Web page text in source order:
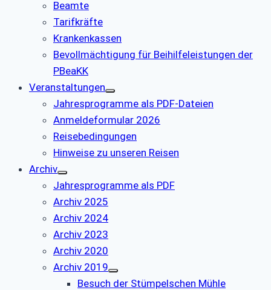
Beamte
Tarifkräfte
Krankenkassen
Bevollmächtigung für Beihilfeleistungen der
PBeaKK
Veranstaltungen
Jahresprogramme als PDF-Dateien
Anmeldeformular 2026
Reisebedingungen
Hinweise zu unseren Reisen
Archiv
Jahresprogramme als PDF
Archiv 2025
Archiv 2024
Archiv 2023
Archiv 2020
Archiv 2019
Besuch der Stümpelschen Mühle